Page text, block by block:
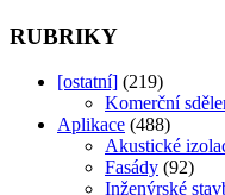
RUBRIKY
[ostatní] (219)
Komerční
Aplikace (488)
Akustické
Fasády (92)
Inženýrské